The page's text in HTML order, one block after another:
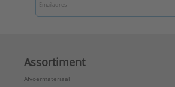
Assortiment
Afvoermateriaal